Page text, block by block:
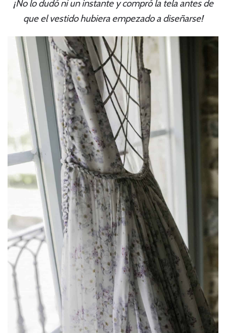
¡No lo dudó ni un instante y compró la tela antes de
que el vestido hubiera empezado a diseñarse!